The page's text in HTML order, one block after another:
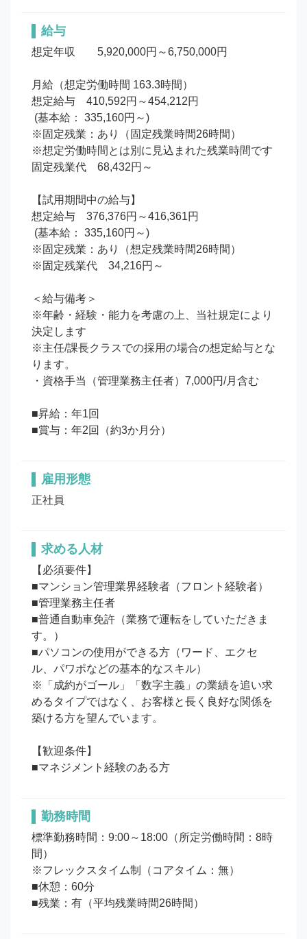
給与
想定年収	5,920,000円～6,750,000円
月給（想定労働時間 163.3時間）
想定給与　410,592円～454,212円
※固定残業：あり（固定残業時間26時間）
※想定労働時間とは別に見込まれた残業時間です
固定残業代　68,432円～
【試用期間中の給与】
想定給与　376,376円～416,361円
※固定残業：あり（想定残業時間26時間）
※固定残業代　34,216円～
＜給与備考＞
※年齢・経験・能力を考慮の上、当社規定により
決定します
※主任/課長クラスでの採用の場合の想定給与とな
ります。
・資格手当（管理業務主任者）7,000円/月含む
■昇給：年1回
■賞与：年2回（約3か月分）
雇用形態
正社員
求める人材
【必須要件】
■マンション管理業界経験者（フロント経験者）
■管理業務主任者
■普通自動車免許（業務で運転をしていただきま
す。）
■パソコンの使用ができる方（ワード、エクセ
ル、パワポなどの基本的なスキル）
※「成約がゴール」「数字主義」の業績を追い求
めるタイプではなく、お客様と長く良好な関係を
築ける方を望んでいます。
【歓迎条件】
■マネジメント経験のある方
勤務時間
標準勤務時間：9:00～18:00（所定労働時間：8時
間）
※フレックスタイム制（コアタイム：無）
■休憩：60分
■残業：有（平均残業時間26時間）